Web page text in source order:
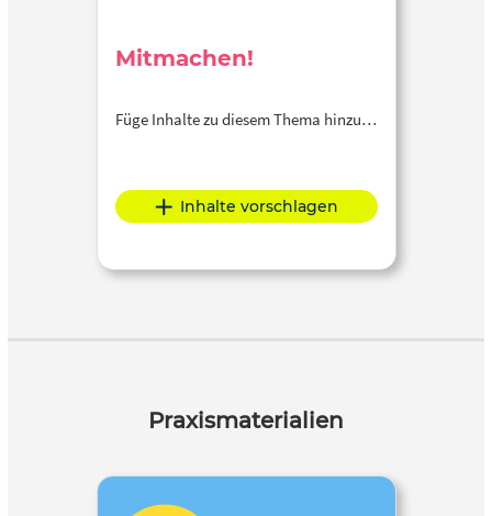
Mitmachen!
Füge Inhalte zu diesem Thema hinzu…
Inhalte vorschlagen
Praxismaterialien